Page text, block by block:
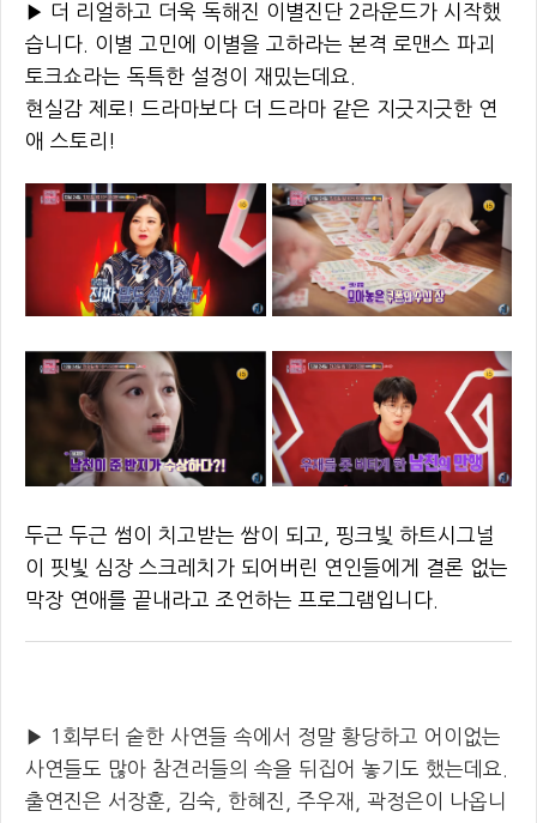
▶ 더 리얼하고 더욱 독해진 이별진단 2라운드가 시작했
습니다. 이별 고민에 이별을 고하라는 본격 로맨스 파괴
토크쇼라는 독특한 설정이 재밌는데요.
현실감 제로! 드라마보다 더 드라마 같은 지긋지긋한 연
애 스토리!
두근 두근 썸이 치고받는 쌈이 되고, 핑크빛 하트시그널
이 핏빛 심장 스크레치가 되어버린 연인들에게 결론 없는
막장 연애를 끝내라고 조언하는 프로그램입니다.
▶ 1회부터 숱한 사연들 속에서 정말 황당하고 어이없는
사연들도 많아 참견러들의 속을 뒤집어 놓기도 했는데요.
출연진은 서장훈, 김숙, 한혜진, 주우재, 곽정은이 나옵니